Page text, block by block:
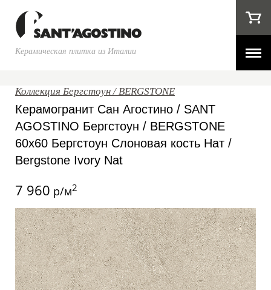
Керамическая плитка из Италии
Коллекция Бергстоун / BERGSTONE
Керамогранит Сан Агостино / SANT
AGOSTINO Бергстоун / BERGSTONE
60x60 Бергстоун Слоновая кость Нат /
Bergstone Ivory Nat
7 960 р/м2